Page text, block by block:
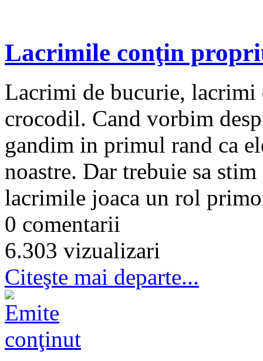
Lacrimile conţin
Lacrimi de bucurie,
crocodil. Cand vorbim
gandim in primul rand ca
noastre. Dar trebuie sa
lacrimile joaca un rol
0 comentarii
6.303 vizualizari
Citeşte mai departe...